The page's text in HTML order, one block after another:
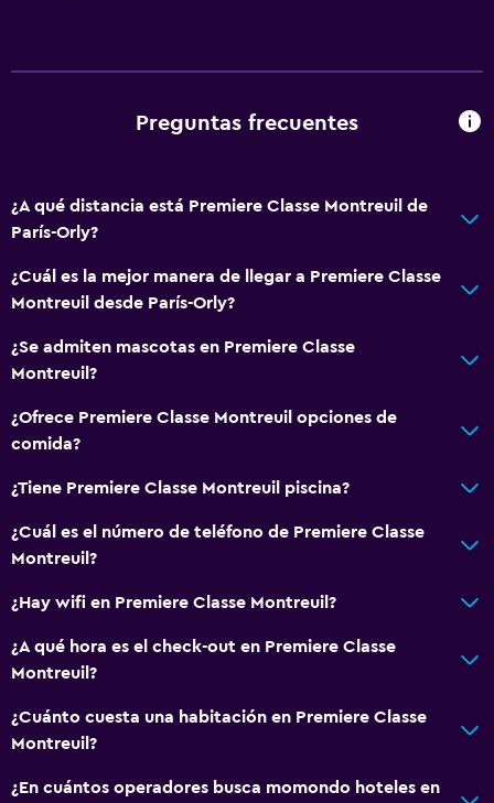
Preguntas frecuentes
¿A qué distancia está Premiere Classe Montreuil de
París-Orly?
¿Cuál es la mejor manera de llegar a Premiere Classe
Montreuil desde París-Orly?
¿Se admiten mascotas en Premiere Classe
Montreuil?
¿Ofrece Premiere Classe Montreuil opciones de
comida?
¿Tiene Premiere Classe Montreuil piscina?
¿Cuál es el número de teléfono de Premiere Classe
Montreuil?
¿Hay wifi en Premiere Classe Montreuil?
¿A qué hora es el check-out en Premiere Classe
Montreuil?
¿Cuánto cuesta una habitación en Premiere Classe
Montreuil?
¿En cuántos operadores busca momondo hoteles en